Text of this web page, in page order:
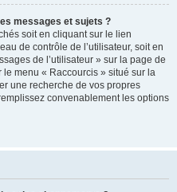
messages et sujets ?
soit en cliquant sur le lien
de contrôle de l’utilisateur, soit en
de l’utilisateur » sur la page de
menu « Raccourcis » situé sur la
une recherche de vos propres
convenablement les options